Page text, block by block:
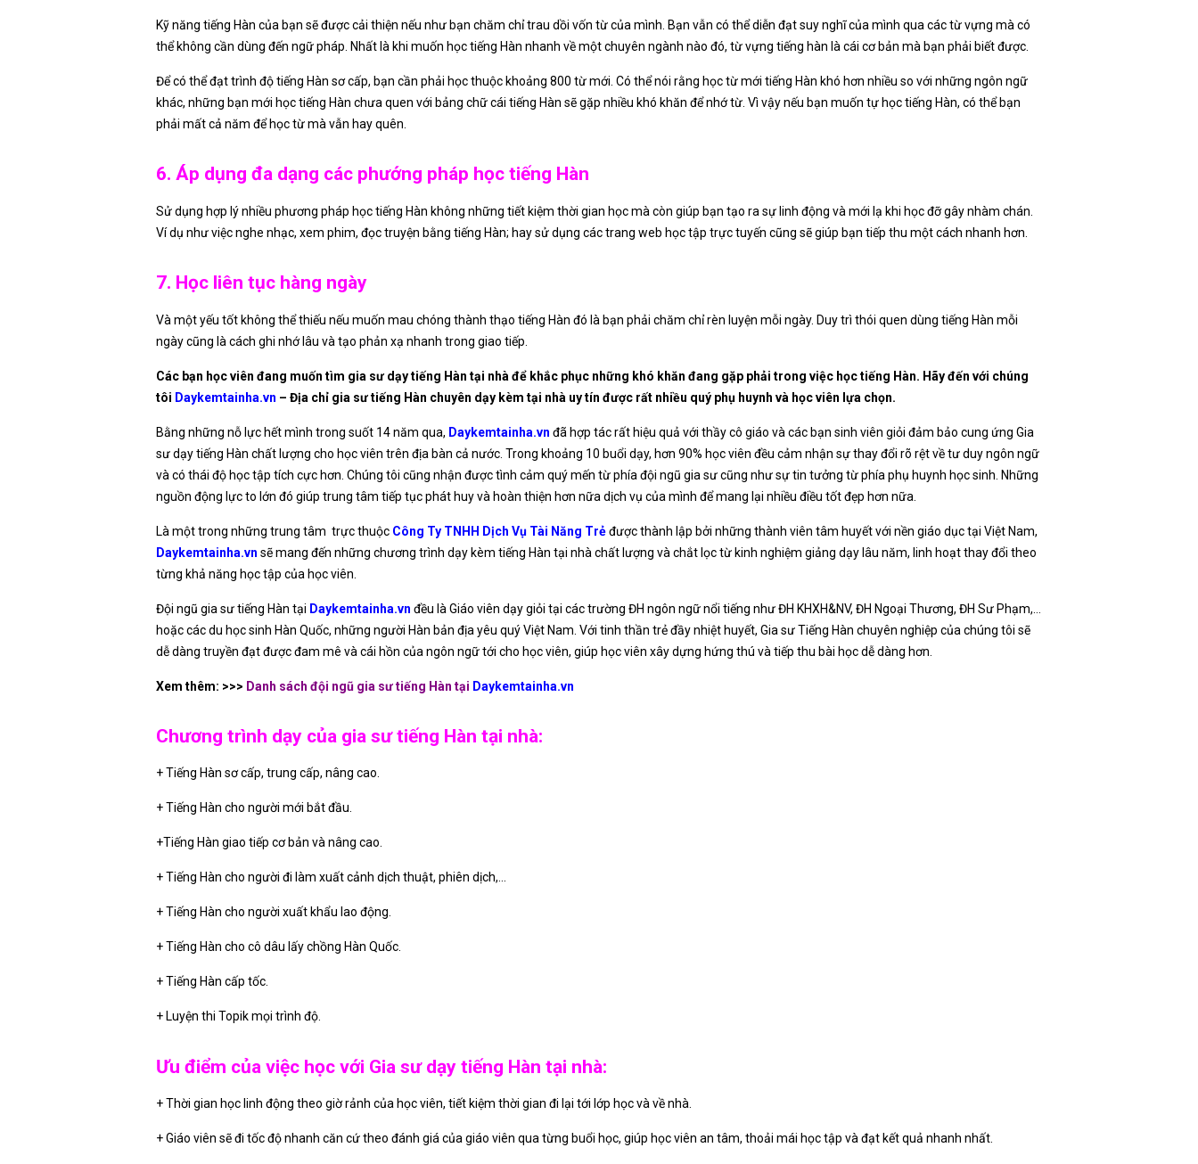
Kỹ năng tiếng Hàn của bạn sẽ được cải thiện nếu như bạn chăm chỉ trau dồi vốn từ của mình. Bạn vẫn có thể diễn đạt suy nghĩ của mình qua các từ vựng mà có
thể không cần dùng đến ngữ pháp. Nhất là khi muốn học tiếng Hàn nhanh về một chuyên ngành nào đó, từ vựng tiếng hàn là cái cơ bản mà bạn phải biết được.
Để có thể đạt trình độ tiếng Hàn sơ cấp, bạn cần phải học thuộc khoảng 800 từ mới. Có thể nói rằng học từ mới tiếng Hàn khó hơn nhiều so với những ngôn ngữ
khác, những bạn mới học tiếng Hàn chưa quen với bảng chữ cái tiếng Hàn sẽ gặp nhiều khó khăn để nhớ từ. Vì vậy nếu bạn muốn tự học tiếng Hàn, có thể bạn
phải mất cả năm để học từ mà vẫn hay quên.
6. Áp dụng đa dạng các phướng pháp học tiếng Hàn
Sử dụng hợp lý nhiều phương pháp học tiếng Hàn không những tiết kiệm thời gian học mà còn giúp bạn tạo ra sự linh động và mới lạ khi học đỡ gây nhàm chán.
Ví dụ như việc nghe nhạc, xem phim, đọc truyện bằng tiếng Hàn; hay sử dụng các trang web học tập trực tuyến cũng sẽ giúp bạn tiếp thu một cách nhanh hơn.
7. Học liên tục hàng ngày
Và một yếu tốt không thể thiếu nếu muốn mau chóng thành thạo tiếng Hàn đó là bạn phải chăm chỉ rèn luyện mỗi ngày. Duy trì thói quen dùng tiếng Hàn mỗi
ngày cũng là cách ghi nhớ lâu và tạo phản xạ nhanh trong giao tiếp.
Các bạn học viên đang muốn tìm gia sư dạy tiếng Hàn tại nhà để khắc phục những khó khăn đang gặp phải trong việc học tiếng Hàn. Hãy đến với chúng
tôi Daykemtainha.vn – Địa chỉ gia sư tiếng Hàn chuyên dạy kèm tại nhà uy tín được rất nhiều quý phụ huynh và học viên lựa chọn.
Bằng những nỗ lực hết mình trong suốt 14 năm qua, Daykemtainha.vn đã hợp tác rất hiệu quả với thầy cô giáo và các bạn sinh viên giỏi đảm bảo cung ứng Gia
sư dạy tiếng Hàn chất lượng cho học viên trên địa bàn cả nước. Trong khoảng 10 buổi dạy, hơn 90% học viên đều cảm nhận sự thay đổi rõ rệt về tư duy ngôn ngữ
và có thái độ học tập tích cực hơn. Chúng tôi cũng nhận được tình cảm quý mến từ phía đội ngũ gia sư cũng như sự tin tưởng từ phía phụ huynh học sinh. Những
nguồn động lực to lớn đó giúp trung tâm tiếp tục phát huy và hoàn thiện hơn nữa dịch vụ của mình để mang lại nhiều điều tốt đẹp hơn nữa.
Là một trong những trung tâm trực thuộc Công Ty TNHH Dịch Vụ Tài Năng Trẻđược thành lập bởi những thành viên tâm huyết với nền giáo dục tại Việt Nam,
Daykemtainha.vn sẽ mang đến những chương trình dạy kèm tiếng Hàn tại nhà chất lượng và chắt lọc từ kinh nghiệm giảng dạy lâu năm, linh hoạt thay đổi theo
từng khả năng học tập của học viên.
Đội ngũ gia sư tiếng Hàn tại Daykemtainha.vn đều là Giáo viên dạy giỏi tại các trường ĐH ngôn ngữ nổi tiếng như ĐH KHXH&NV, ĐH Ngoại Thương, ĐH Sư Phạm,…
hoặc các du học sinh Hàn Quốc, những người Hàn bản địa yêu quý Việt Nam. Với tinh thần trẻ đầy nhiệt huyết, Gia sư Tiếng Hàn chuyên nghiệp của chúng tôi sẽ
dễ dàng truyền đạt được đam mê và cái hồn của ngôn ngữ tới cho học viên, giúp học viên xây dựng hứng thú và tiếp thu bài học dễ dàng hơn.
Xem thêm: >>> Danh sách đội ngũ gia sư tiếng Hàn tại Daykemtainha.vn
Chương trình dạy của gia sư tiếng Hàn tại nhà:
+ Tiếng Hàn sơ cấp, trung cấp, nâng cao.
+ Tiếng Hàn cho người mới bắt đầu.
+Tiếng Hàn giao tiếp cơ bản và nâng cao.
+ Tiếng Hàn cho người đi làm xuất cảnh dịch thuật, phiên dịch,…
+ Tiếng Hàn cho người xuất khẩu lao động.
+ Tiếng Hàn cho cô dâu lấy chồng Hàn Quốc.
+ Tiếng Hàn cấp tốc.
+ Luyện thi Topik mọi trình độ.
Ưu điểm của việc học với Gia sư dạy tiếng Hàn tại nhà:
+ Thời gian học linh động theo giờ rảnh của học viên, tiết kiệm thời gian đi lại tới lớp học và về nhà.
+ Giáo viên sẽ đi tốc độ nhanh căn cứ theo đánh giá của giáo viên qua từng buổi học, giúp học viên an tâm, thoải mái học tập và đạt kết quả nhanh nhất.